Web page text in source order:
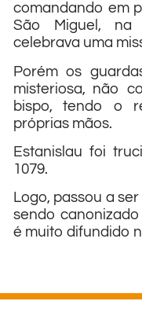
comandando em
São Miguel, na
celebrava uma
Porém os
misteriosa, não
bispo, tendo o
próprias mãos.
Estanislau foi
1079.
Logo, passou a
sendo canonizado
é muito difundido